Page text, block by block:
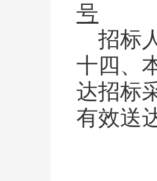
号
招标
十四、
达招标
有效送